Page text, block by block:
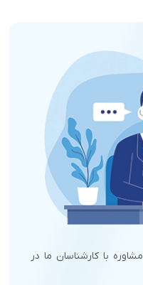
با کارشناسان ما در